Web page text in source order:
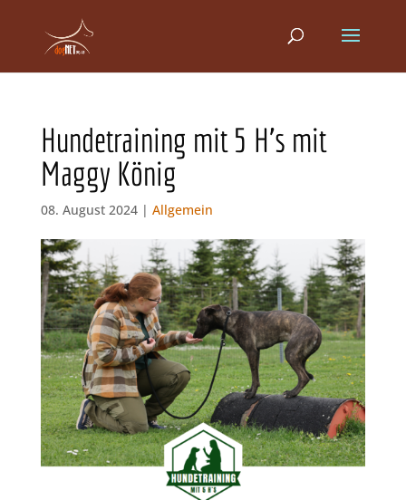
Hundetraining mit 5 H’s mit
Maggy König
08. August 2024 | Allgemein